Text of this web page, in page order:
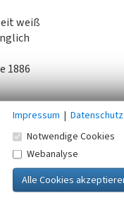
weiß
1886
Sie
Impressum | Datenschutz
Notwendige Cookies
Webanalyse